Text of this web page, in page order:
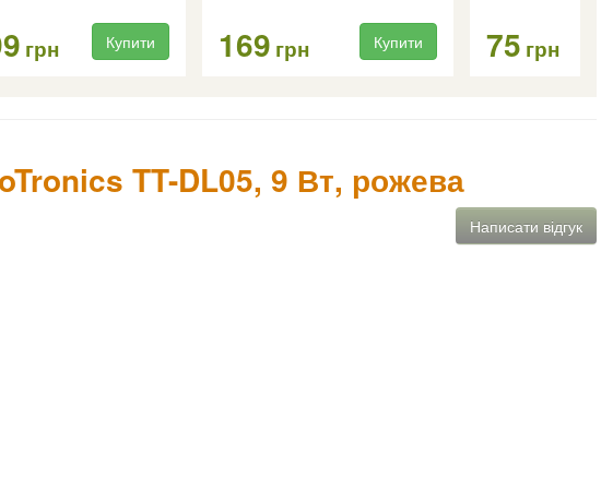
грн Купити 169 грн Купити 75 грн
TT-DL05, 9 Вт, рожева
Написати відгук